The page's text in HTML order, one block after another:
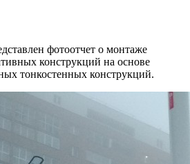
фотоотчет о монтаже
конструкций на основе
тонкостенных конструкций.